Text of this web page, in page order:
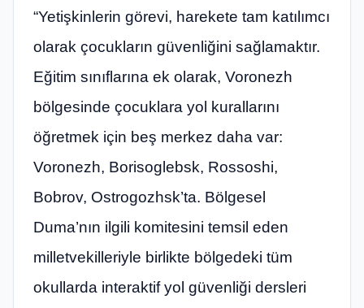
“Yetişkinlerin görevi, harekete tam katılımcı
olarak çocukların güvenliğini sağlamaktır.
Eğitim sınıflarına ek olarak, Voronezh
bölgesinde çocuklara yol kurallarını
öğretmek için beş merkez daha var:
Voronezh, Borisoglebsk, Rossoshi,
Bobrov, Ostrogozhsk’ta. Bölgesel
Duma’nın ilgili komitesini temsil eden
milletvekilleriyle birlikte bölgedeki tüm
okullarda interaktif yol güvenliği dersleri